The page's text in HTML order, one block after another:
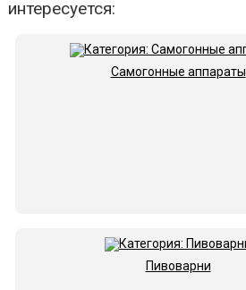
интересуется:
Самогонные аппараты
Пивоварни